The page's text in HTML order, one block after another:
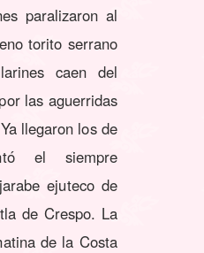
paralizaron al
torito serrano
caen del
las aguerridas
llegaron los de
el siempre
ejuteco de
de Crespo. La
de la Costa